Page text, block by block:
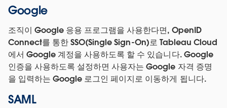
Google
조직이 Google 응용 프로그램을 사용한다면, OpenID
Connect를 통한 SSO(Single Sign-On)로 Tableau Cloud
에서 Google 계정을 사용하도록 할 수 있습니다. Google
인증을 사용하도록 설정하면 사용자는 Google 자격 증명
을 입력하는 Google 로그인 페이지로 이동하게 됩니다.
SAML